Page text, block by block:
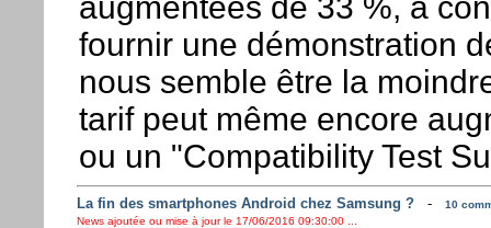
augmentées de 33 %, à
fournir une démonstration
nous semble être la
tarif peut même encore
ou un "Compatibility Test
La fin des smartphones Android chez Samsung ?-
10
News ajoutée ou mise à jour le 17/06/2016 09:30:00 ...